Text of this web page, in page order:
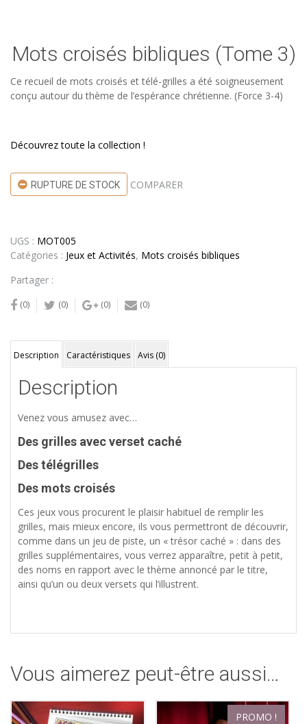
Mots croisés bibliques (Tome 3)
Ce recueil de mots croisés et télé-grilles a été soigneusement
conçu autour du thème de l’espérance chrétienne. (Force 3-4)
Découvrez toute la collection !
RUPTURE DE STOCK COMPARER
UGS : MOT005
Catégories : Jeux et Activités, Mots croisés bibliques
Partager :
(0) (0) (0) (0)
Description Caractéristiques Avis (0)
Description
Venez vous amusez avec…
Des grilles avec verset caché
Des télégrilles
Des mots croisés
Ces jeux vous procurent le plaisir habituel de remplir les
grilles, mais mieux encore, ils vous permettront de découvrir,
comme dans un jeu de piste, un « trésor caché » : dans des
grilles supplémentaires, vous verrez apparaître, petit à petit,
des noms en rapport avec le thème annoncé par le titre,
ainsi qu’un ou deux versets qui l’illustrent.
Vous aimerez peut-être aussi…
PROMO !